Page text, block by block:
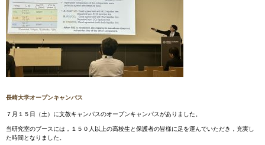
長崎大学オープンキャンパス
７月１５日（土）に文教キャンパスのオープンキャンパスがありました。
当研究室のブースには，１５０人以上の高校生と保護者の皆様に足を運んでいただき，充実し
た時間となりました。